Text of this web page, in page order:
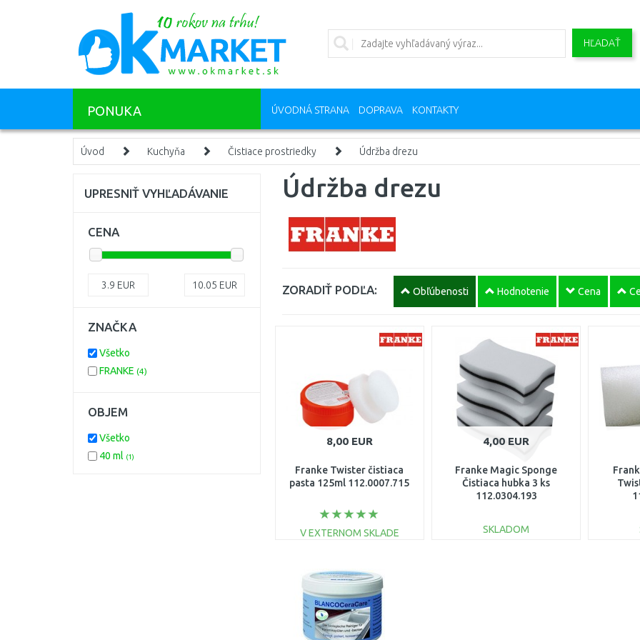
HĽADAŤ
PONUKA ÚVODNÁ STRANA DOPRAVA KONTAKTY
Úvod Kuchyňa Čistiace prostriedky Údržba drezu
Údržba drezu
ZORADIŤ PODĽA: Obľúbenosti Hodnotenie Cena
8,00 EUR
Franke Twister čistiaca
pasta 125ml 112.0007.715
V EXTERNOM SKLADE
Porovnať
4,00 EUR
Franke Magic Sponge
Čistiaca hubka 3 ks
112.0304.193
SKLADOM
UPRESNIŤ VYHĽADÁVANIE
CENA
3.9 EUR 10.05 EUR
ZNAČKA
Všetko
FRANKE (4)
OBJEM
Všetko
40 ml (1)